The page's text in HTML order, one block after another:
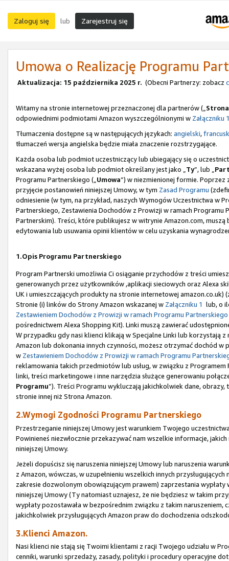
Zaloguj się lub Zarejestruj się
Umowa o Realizację Programu
Aktualizacja: 15 października 2025 r. (Obecni Partnerzy: zobacz
Witamy na stronie internetowej przeznaczonej dla partnerów („
odpowiednimi podmiotami Amazon wyszczególnionymi w Załączniku
Tłumaczenia dostępne są w następujących językach: angielski,
tłumaczeń wersja angielska będzie miała znaczenie rozstrzygające.
Każda osoba lub podmiot uczestniczący lub ubiegający się o
wskazana wyżej osoba lub podmiot określany jest jako „Ty”, lub „
Programu Partnerskiego („Umowa”) w niezmienionej formie.
przyjęcie postanowień niniejszej Umowy, w tym Zasad Programu
odniesienie (w tym, na przykład, naszych Wymogów Uczestnictwa w
Partnerskiego, Zestawienia Dochodów z Prowizji w ramach
Partnerskim). Treści, które publikujesz w witrynie Amazon.com,
edytowania lub usuwania opinii klientów w celu uzyskania
1.Opis Programu Partnerskiego
Program Partnerski umożliwia Ci osiąganie przychodów z treści
generowanych przez użytkowników ,aplikacji sieciowych oraz Alexa
UK i umieszczających produkty na stronie internetowej amazon.co.uk)
Stronie (i) linków do Strony Amazon wskazanej w Załączniku 1 lub, o
Zestawieniem Dochodów z Prowizji w ramach Programu Partnerskiego
pośrednictwem Alexa Shopping Kit). Linki muszą zawierać
W przypadku gdy nasi klienci klikają w Specjalne Linki lub korzystają
Amazon lub dokonania innych czynności, możesz otrzymać dochód
w Zestawieniem Dochodów z Prowizji w ramach Programu
reklamowania takich przedmiotów lub usług, w związku z
linki, treści marketingowe i inne narzędzia służące generowaniu
Programu”). Treści Programu wykluczają jakichkolwiek dane,
stronie innej niż Strona Amazon.
2.Wymogi Zgodności Programu Partnerskiego
Przestrzeganie niniejszej Umowy jest warunkiem Twojego
Powinieneś niezwłocznie przekazywać nam wszelkie informacje,
niniejszej Umowy.
Jeżeli dopuścisz się naruszenia niniejszej Umowy lub naruszenia
z Amazon, wówczas, w uzupełnieniu wszelkich innych
zakresie dozwolonym obowiązującym prawem) zaprzestania
niniejszej Umowy (Ty natomiast uznajesz, że nie będziesz w takim
wypłaty pozostawała w bezpośrednim związku z takim
jakichkolwiek przysługujących Amazon praw do dochodzenia
3.Klienci Amazon.
Nasi klienci nie stają się Twoimi klientami z racji Twojego udziału w
cenniki, warunki sprzedaży, zasady, polityki i procedury operacyjne